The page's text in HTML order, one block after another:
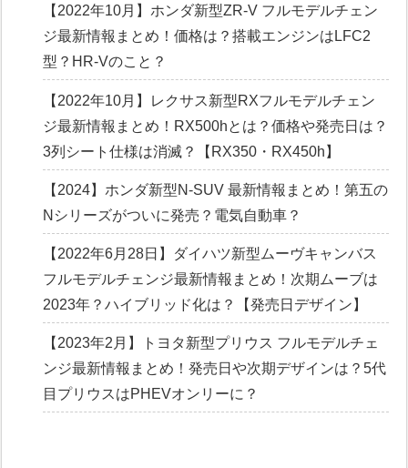
【2022年10月】ホンダ新型ZR-V フルモデルチェン
ジ最新情報まとめ！価格は？搭載エンジンはLFC2
型？HR-Vのこと？
【2022年10月】レクサス新型RXフルモデルチェン
ジ最新情報まとめ！RX500hとは？価格や発売日は？
3列シート仕様は消滅？【RX350・RX450h】
【2024】ホンダ新型N-SUV 最新情報まとめ！第五の
Nシリーズがついに発売？電気自動車？
【2022年6月28日】ダイハツ新型ムーヴキャンバス
フルモデルチェンジ最新情報まとめ！次期ムーブは
2023年？ハイブリッド化は？【発売日デザイン】
【2023年2月】トヨタ新型プリウス フルモデルチェ
ンジ最新情報まとめ！発売日や次期デザインは？5代
目プリウスはPHEVオンリーに？